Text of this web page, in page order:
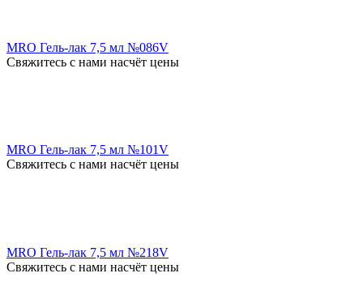
MRO Гель-лак 7,5 мл №086V
Свяжитесь с нами насчёт цены
MRO Гель-лак 7,5 мл №101V
Свяжитесь с нами насчёт цены
MRO Гель-лак 7,5 мл №218V
Свяжитесь с нами насчёт цены